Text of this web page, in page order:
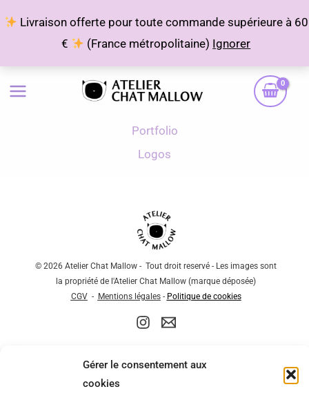
Gérer le consentement aux
cookies
Livraison offerte pour toute commande supérieure à 60
€
(France métropolitaine) Ignorer
au
Portfolio
Logos
© 2026 Atelier Chat Mallow - Tout droit reservé - Les images sont
la propriété de l'Atelier Chat Mallow (marque déposée)
CGV - Mentions légales- Politique de cookies